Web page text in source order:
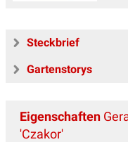
Steckbrief
Gartenstorys
Eigenschaften
'Czakor'